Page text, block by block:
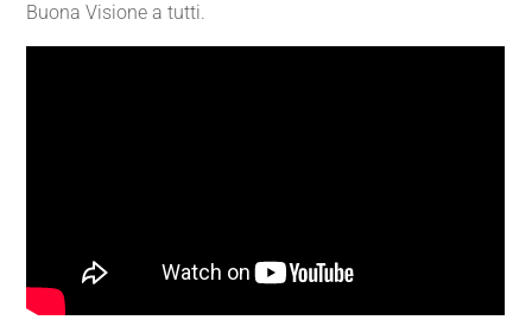
Buona Visione a tutti.